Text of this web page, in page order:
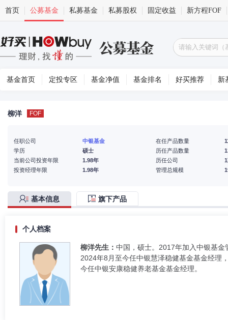
首页 公募基金 私募基金 私募股权 固定收益 新方程FOF
基金首页 定投专区 基金净值 基金排名 好买推荐 新
柳洋 FOF
任职公司
中银基金
学历
硕士
当前公司投资年限
1.98年
投资经理年限
1.98年
在任产品数量
历任产品数量
历任公司
管理总规模
基本信息 旗下产品
个人档案
柳洋先生： 中国，硕士。2017年加入中银基
2024年8月至今任中银慧泽稳健基金基金经理
今任中银安康稳健养老基金基金经理。